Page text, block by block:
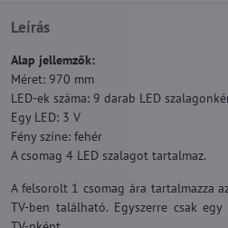
Leírás
Alap jellemzők:
Méret: 970 mm
LED-ek száma: 9 darab LED
Egy LED: 3 V
Fény színe: fehér
A csomag 4 LED szalagot tartalmaz.
A felsorolt 1 csomag ára tartalmazza
TV-ben található. Egyszerre csak